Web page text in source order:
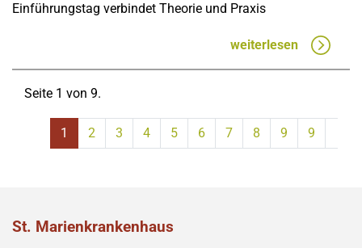
Einführungstag verbindet Theorie und Praxis
weiterlesen
Seite 1 von 9.
1 2 3 4 5 6 7 8 9 9
St. Marienkrankenhaus